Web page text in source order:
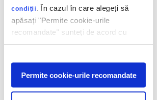
condiții În cazul în care alegeți să
apăsați "Permite cookie-urile
recomandate" sunteți de acord cu
utilizarea modulelor noastre cookie.
Afişare
Permite cookie-urile recomandate
Tutoriale video așa
cum trebuie
Deutsche Telekom
2019